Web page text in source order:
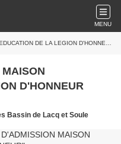
MENU
DE LA LEGION D'HONNEUR
D'HONNEUR
Bassin de Lacq et Soule